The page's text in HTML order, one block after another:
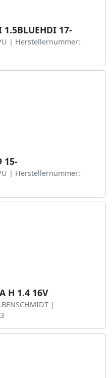
1.5BLUEHDI 17-
| Herstellernummer:
15-
| Herstellernummer:
H 1.4 16V
|